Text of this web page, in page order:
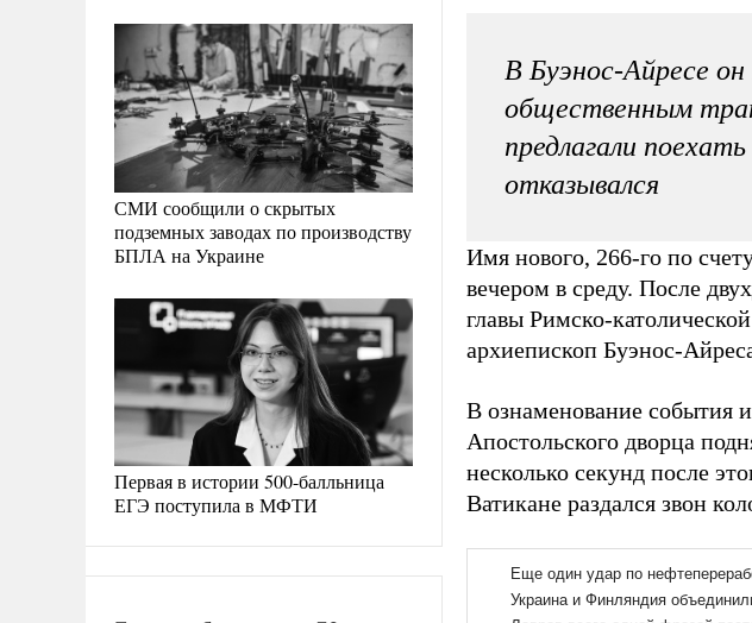
СМИ сообщили о скрытых
подземных заводах по производству
БПЛА на Украине
Первая в истории 500-балльница
ЕГЭ поступила в МФТИ
В Буэнос-Айресе он
общественным
предлагали
отказывался
Имя нового, 266-го по
вечером в среду. После
главы Римско-
архиепископ Буэнос-
В ознаменование события
Апостольского дворца
несколько секунд после
Ватикане раздался звон